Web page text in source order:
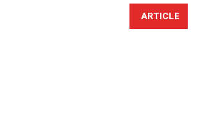
ARTICLE